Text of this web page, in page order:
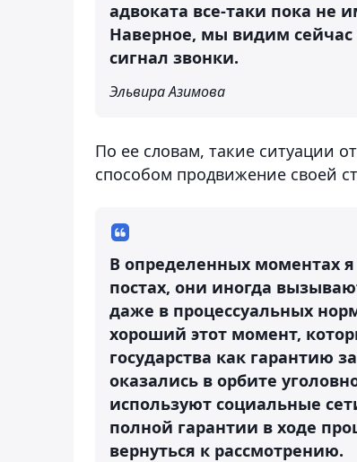
адвоката все-таки пока не
Наверное, мы видим
сигнал звонки.
Эльвира Азимова
По ее словам, такие ситуации
способом продвижение своей
В определенных моментах
постах, они иногда
даже в процессуальных
хороший этот момент,
государства как гарантию
оказались в орбите
используют социальные
полной гарантии в ходе
вернуться к рассмотрению.